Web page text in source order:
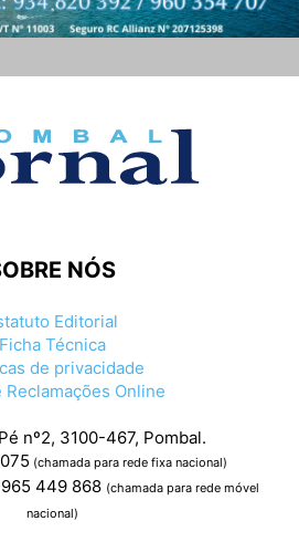
NÓS
Editorial
Ficha Técnica
de privacidade
Reclamações Online
nº2, 3100-467, Pombal.
(chamada para rede fixa nacional)
449 868 (chamada para rede móvel
nacional)